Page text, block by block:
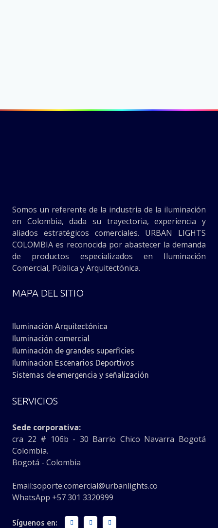
Somos un referente de la industria de la iluminación
en Colombia, dada su trayectoria, experiencia y
aliados estratégicos comerciales. URBAN LIGHTS
COLOMBIA es reconocida por abastecer la demanda
de productos especializados en Iluminación
Comercial, Pública y Arquitectónica.
MAPA DEL SITIO
Iluminación Arquitectónica
Iluminación comercial
Iluminación de grandes superficies
Iluminacion Escenarios Deportivos
Sistemas de emergencia y señalización
SERVICIOS
Sede corporativa:
cra 22 # 106b - 30 Barrio Chico Navarra Bogotá
Colombia.
Bogotá - Colombia
Email:soporte.comercial@urbanlights.co
WhatsApp +57 301 3320999
Síguenos en: